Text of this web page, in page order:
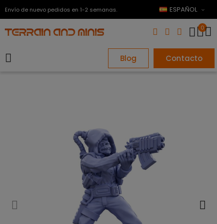
Envío de nuevo pedidos en 1-2 semanas. ESPAÑOL
0
Blog Contacto